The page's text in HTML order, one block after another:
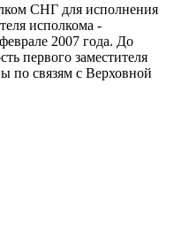
СНГ для исполнения
исполкома -
2007 года. До
первого заместителя
по связям с Верховной